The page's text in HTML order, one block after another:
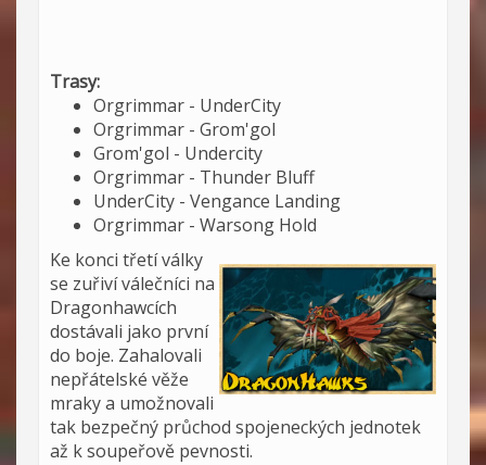
Trasy:
Orgrimmar - UnderCity
Orgrimmar - Grom'gol
Grom'gol - Undercity
Orgrimmar - Thunder Bluff
UnderCity - Vengance Landing
Orgrimmar - Warsong Hold
Ke konci třetí války
se zuřiví válečníci na
Dragonhawcích
dostávali jako první
do boje. Zahalovali
nepřátelské věže
mraky a umožnovali
tak bezpečný průchod spojeneckých jednotek
až k soupeřově pevnosti.